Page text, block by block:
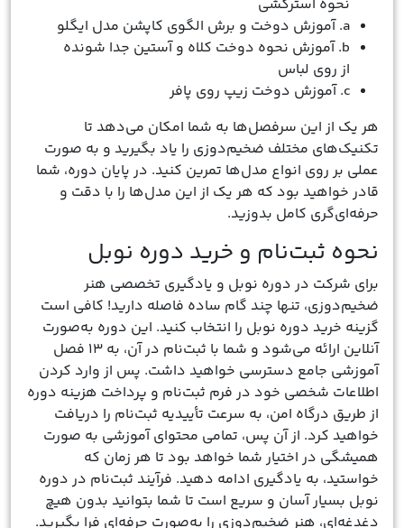
نحوه آسترکشی
a. آموزش دوخت و برش الگوی کاپشن مدل ایگلو
b. آموزش نحوه دوخت کلاه و آستین جدا شونده
از روی لباس
c. آموزش دوخت زیپ روی پافر
هر یک از این سرفصل‌ها به شما امکان می‌دهد تا
تکنیک‌های مختلف ضخیم‌دوزی را یاد بگیرید و به صورت
عملی بر روی انواع مدل‌ها تمرین کنید. در پایان دوره، شما
قادر خواهید بود که هر یک از این مدل‌ها را با دقت و
حرفه‌ای‌گری کامل بدوزید.
نحوه ثبت‌نام و خرید دوره نوبل
برای شرکت در دوره نوبل و یادگیری تخصصی هنر
ضخیم‌دوزی، تنها چند گام ساده فاصله دارید! کافی است
گزینه خرید دوره نوبل را انتخاب کنید. این دوره به‌صورت
آنلاین ارائه می‌شود و شما با ثبت‌نام در آن، به ۱۳ فصل
آموزشی جامع دسترسی خواهید داشت. پس از وارد کردن
اطلاعات شخصی خود در فرم ثبت‌نام و پرداخت هزینه دوره
از طریق درگاه امن، به سرعت تأییدیه ثبت‌نام را دریافت
خواهید کرد. از آن پس، تمامی محتوای آموزشی به صورت
همیشگی در اختیار شما خواهد بود تا هر زمان که
خواستید، به یادگیری ادامه دهید. فرآیند ثبت‌نام در دوره
نوبل بسیار آسان و سریع است تا شما بتوانید بدون هیچ
دغدغه‌ای، هنر ضخیم‌دوزی را به‌صورت حرفه‌ای فرا بگیرید.